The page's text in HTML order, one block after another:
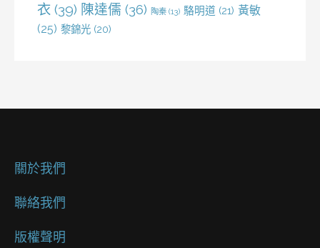
衣 (39) 陳達儒 (36) 陶秦 (13) 駱明道 (21) 黃敏
(25) 黎錦光 (20)
關於我們
聯絡我們
版權聲明